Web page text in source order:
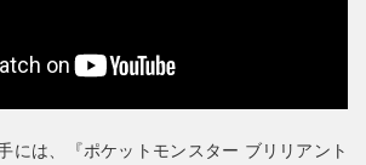
には、『ポケットモンスター ブリリアント